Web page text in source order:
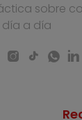
sobre
día a día